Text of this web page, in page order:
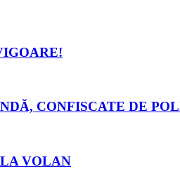
CONFISCATE DE
VOLAN